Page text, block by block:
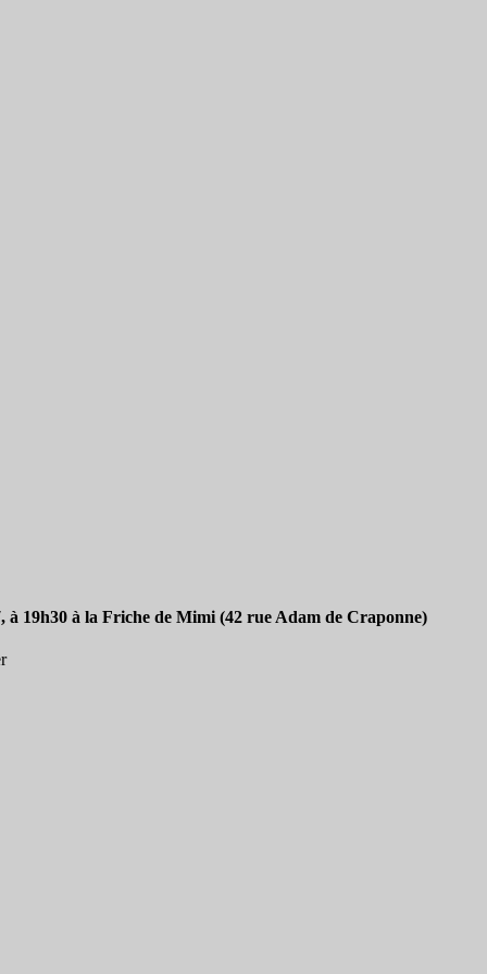
à 19h30 à la Friche de Mimi (42 rue Adam de Craponne)